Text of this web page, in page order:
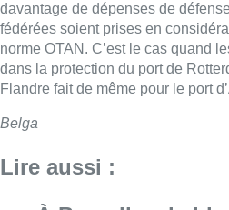
davantage de dépenses de
fédérées soient prises en
norme OTAN. C’est le cas quand
dans la protection du port de
Flandre fait de même pour le port
Belga
Lire aussi :